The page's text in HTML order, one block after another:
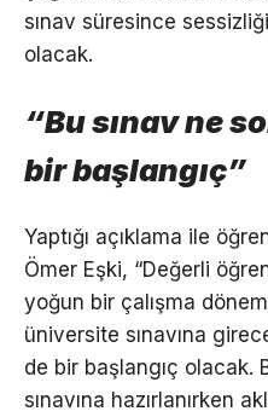
sınav süresince
olacak.
“Bu sınav ne
bir başlangıç”
Yaptığı açıklama ile
Ömer Eşki, “Değerli
yoğun bir çalışma
üniversite sınavına
de bir başlangıç olacak.
sınavına hazırlanırken